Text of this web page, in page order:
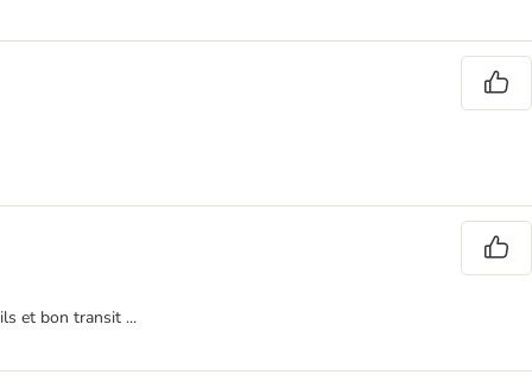
et bon transit ...